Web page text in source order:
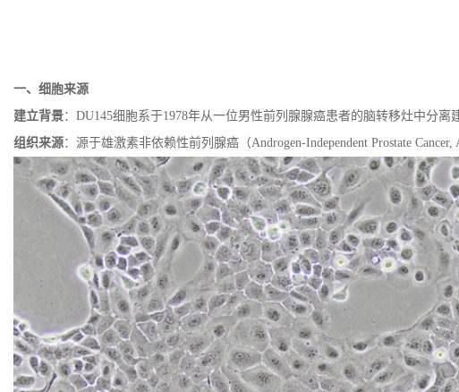
一、细胞来源
建立背景： DU145细胞系于1978年从一位男性前列腺腺癌患者的脑转移灶中分离
组织来源：源于雄激素非依赖性前列腺癌（Androgen-Independent Prostate Cancer,